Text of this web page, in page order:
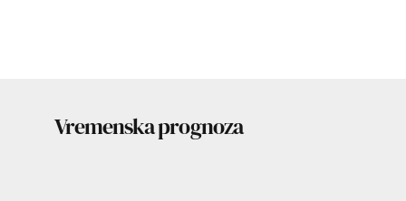
Vremenska prognoza